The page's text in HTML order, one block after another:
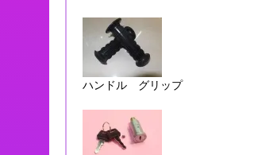
ハンドル グリップ